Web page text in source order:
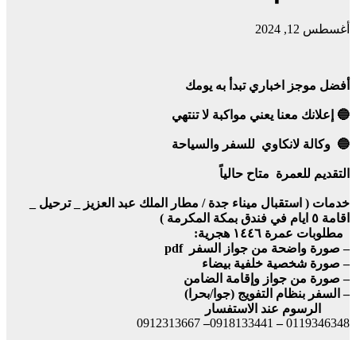
أغسطس 12, 2024
أفضل موجز اخباري تبدأ به يومك
🔵 إعلانك معنا يعني مواكبة لا تنتهي
🔵 وكالة لانكاوي للسفر والسياحة
التقديم للعمرة متاح حالياً
خدمات ( استقبال ميناء جدة / مطار الملك عبد العزيز _ ترحيل _
اقامة ٥ ايام في فندق بمكة المكرمة )
مطلوبات عمرة ١٤٤٦ هجرية:
– صورة واضحة من جواز السفر pdf
– صورة شخصية خلفية بيضاء
– صورة من جواز وإقامة الضامن
– السفر بنظام التفويج (جوا/بحرا)
الرسوم عند الاستفسار
0119346348
–
0918133441
–
0912313667